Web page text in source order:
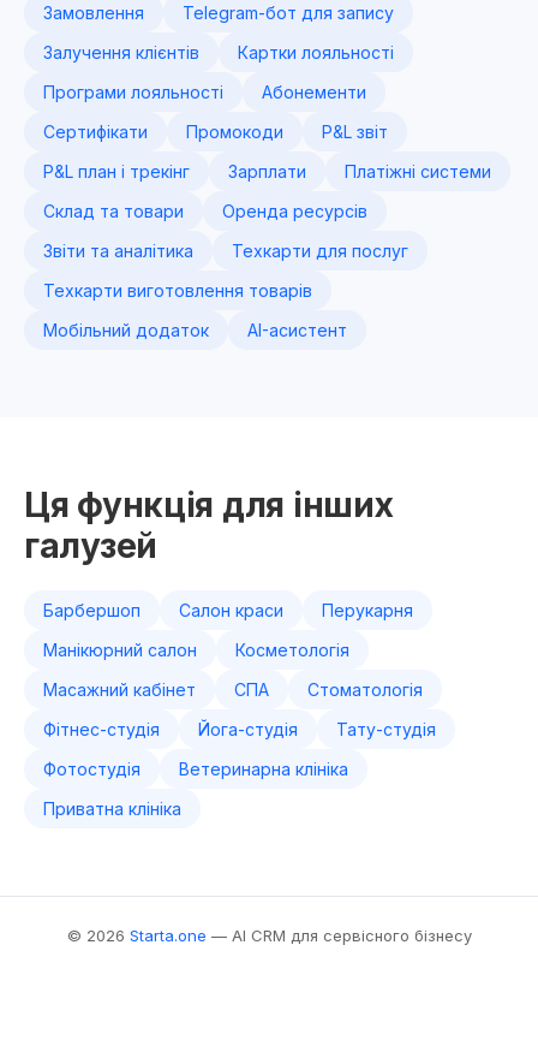
Замовлення
Telegram-бот для запису
Залучення клієнтів
Картки лояльності
Програми лояльності
Абонементи
Сертифікати
Промокоди
P&L звіт
P&L план і трекінг
Зарплати
Платіжні системи
Склад та товари
Оренда ресурсів
Звіти та аналітика
Техкарти для послуг
Техкарти виготовлення товарів
Мобільний додаток
AI-асистент
Ця функція для інших
галузей
Барбершоп Салон краси
Перукарня
Манікюрний салон
Косметологія
Масажний кабінет
СПА
Стоматологія
Фітнес-студія
Йога-студія
Тату-студія
Фотостудія
Ветеринарна клініка
Приватна клініка
© 2026 Starta.one — AI CRM для сервісного бізнесу